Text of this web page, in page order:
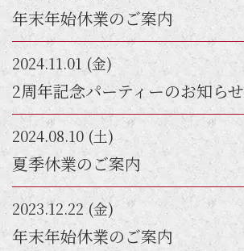
年末年始休業のご案内
2024.11.01 (金)
2周年記念パーティーのお知らせ
2024.08.10 (土)
夏季休業のご案内
2023.12.22 (金)
年末年始休業のご案内